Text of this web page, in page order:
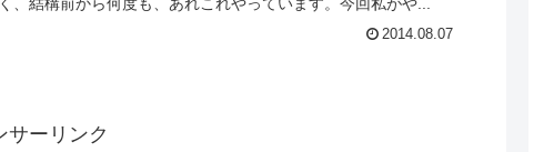
2014.08.07
サーリンク